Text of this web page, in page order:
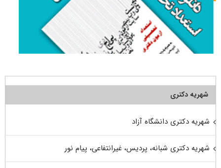
شهریه دکتری
شهریه دکتری دانشگاه آزاد
شهریه دکتری شبانه، پردیس، غیرانتفاعی، پیام نور